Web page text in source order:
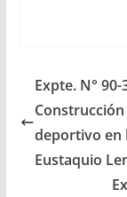
hasta la
4106, ubicada…
Expte. N°
deportivo en
Eustaquio